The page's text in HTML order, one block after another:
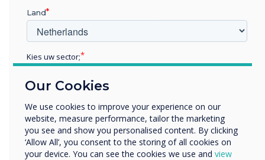
op afstand deelneemt.
Our Cookies
We use cookies to improve your experience on our
website, measure performance, tailor the marketing
you see and show you personalised content. By clicking
‘Allow All’, you consent to the storing of all cookies on
your device. You can see the cookies we use and view
Land
Kies uw sector;
Zakelijke dienstverlening
Bedrijfsnaam